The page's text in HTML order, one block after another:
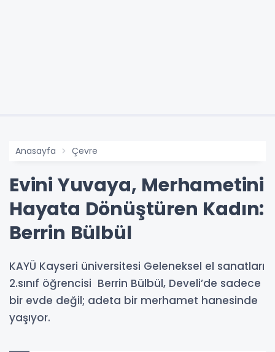
Anasayfa Çevre
Evini Yuvaya, Merhametini
Hayata Dönüştüren Kadın:
Berrin Bülbül
KAYÜ Kayseri üniversitesi Geleneksel el sanatları
2.sınıf öğrencisi Berrin Bülbül, Develi’de sadece
bir evde değil; adeta bir merhamet hanesinde
yaşıyor.